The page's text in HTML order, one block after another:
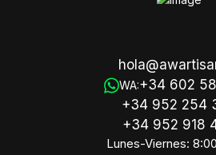
WA:+34 602
+34 952 254
+34 952 918
Lunes-Viernes: